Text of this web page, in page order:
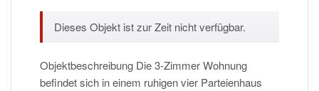
Dieses Objekt ist zur Zeit nicht verfügbar.
Objektbeschreibung Die 3-Zimmer Wohnung
befindet sich in einem ruhigen vier Parteienhaus